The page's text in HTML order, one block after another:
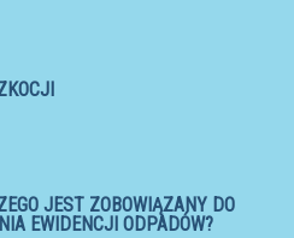
JEST ZOBOWIĄZANY DO
EWIDENCJI ODPADÓW?